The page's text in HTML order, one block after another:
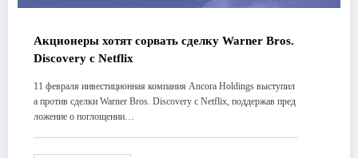
Акционеры хотят сорвать сделку Warner Bros.
Discovery с Netflix
11 февраля инвестиционная компания Ancora Holdings выступил
а против сделки Warner Bros. Discovery с Netflix, поддержав пред
ложение о поглощении…